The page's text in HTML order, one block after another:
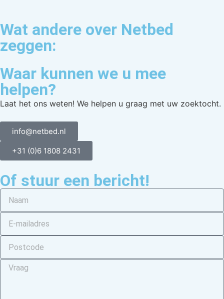
Wat andere over Netbed
zeggen:
Waar kunnen we u mee
helpen?
Laat het ons weten! We helpen u graag met uw zoektocht.
info@netbed.nl
+31 (0)6 1808 2431
Of stuur een bericht!